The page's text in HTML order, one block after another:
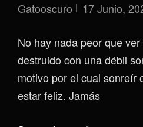
Gatooscuro 17 Junio,
No hay nada peor que
destruido con una débil
motivo por el cual sonreír
estar feliz. Jamás